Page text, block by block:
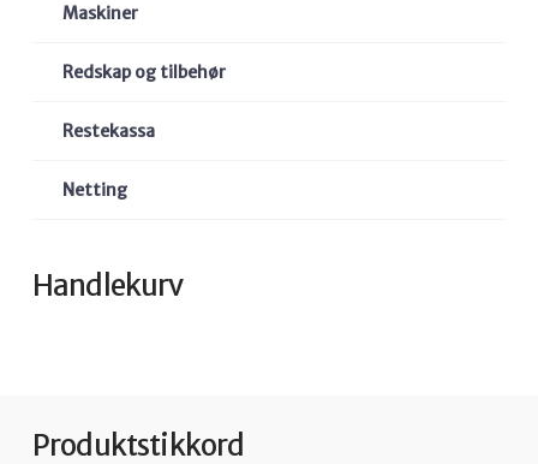
Maskiner
Redskap og tilbehør
Restekassa
Netting
Handlekurv
Produktstikkord